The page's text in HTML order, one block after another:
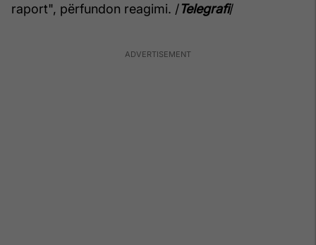
raport", përfundon reagimi. /Telegrafi/